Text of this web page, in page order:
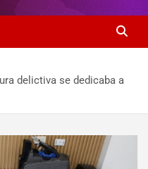
delictiva se dedicaba a